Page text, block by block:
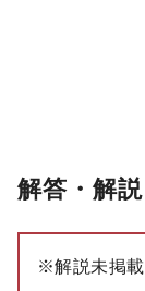
解答・解説
※解説未掲載